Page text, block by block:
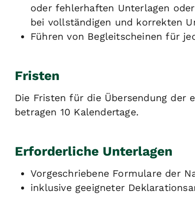
oder fehlerhaften Unterlagen
bei vollständigen und korrekten
Führen von Begleitscheinen für
Fristen
Die Fristen für die Übersendung der
betragen 10 Kalendertage.
Erforderliche Unterlagen
Vorgeschriebene Formulare der
inklusive geeigneter